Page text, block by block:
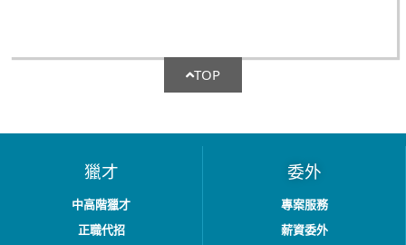
TOP
獵才
中高階獵才
正職代招
委外
專案服務
薪資委外